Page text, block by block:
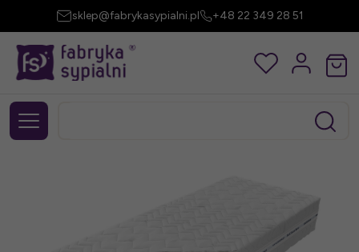
sklep@fabrykasypialni.pl +48 22 349 28 51